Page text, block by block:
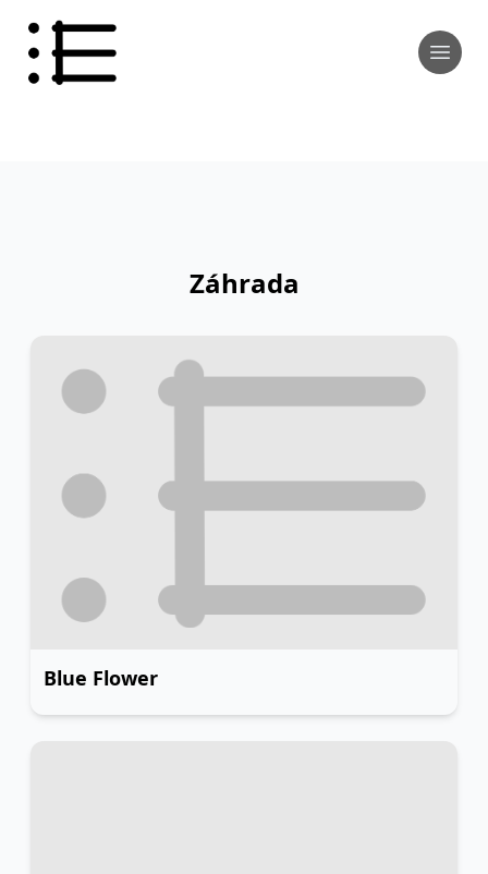
Záhrada
Blue Flower